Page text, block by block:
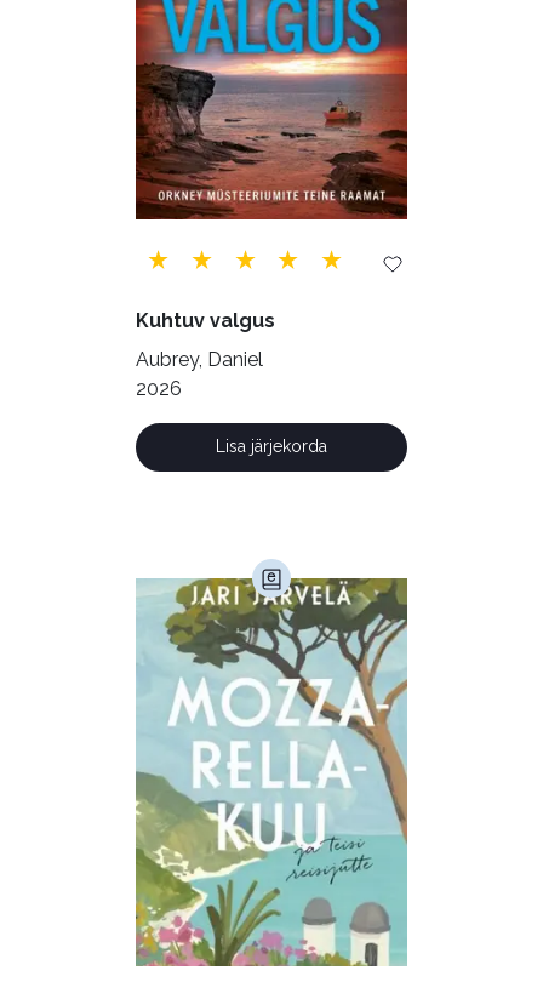
Religioon (107)
Siseturvalisus (34)
Sport (52)
Tehnika (6)
Telekommunikatsioon (9)
Tervis (147)
Transport (8)
Ulme ja fantaasia (244)
Kuhtuv valgus
Aubrey, Daniel
2026
Lisa järjekorda